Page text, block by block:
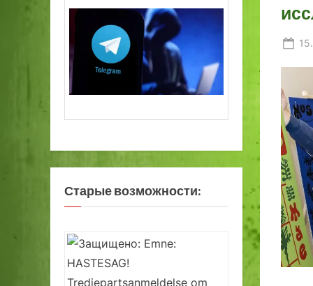
Старые возможности: